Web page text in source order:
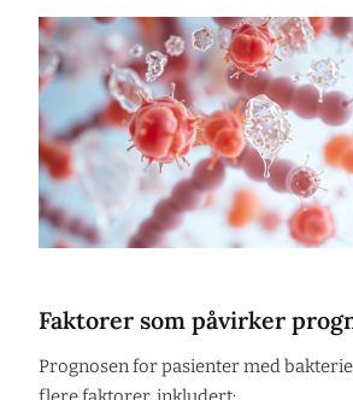
Faktorer som påvirker
Prognosen for pasienter med